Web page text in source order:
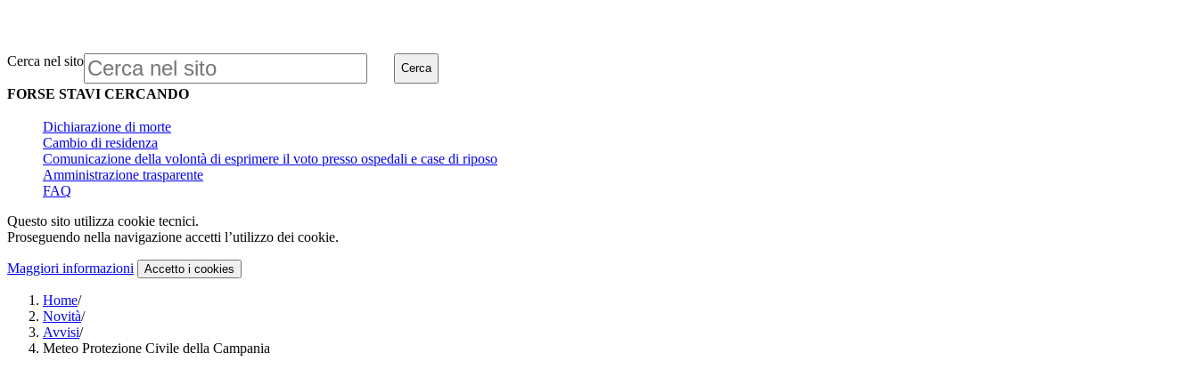
Cerca nel sito Cerca
FORSE STAVI CERCANDO
Dichiarazione di morte
Cambio di residenza
Comunicazione della volontà di esprimere il voto presso ospedali e case di riposo
Amministrazione trasparente
FAQ
Questo sito utilizza cookie tecnici.
Proseguendo nella navigazione accetti l’utilizzo dei cookie.
Maggiori informazioni Accetto i cookies
Home/
Novità/
Avvisi/
Meteo Protezione Civile della Campania